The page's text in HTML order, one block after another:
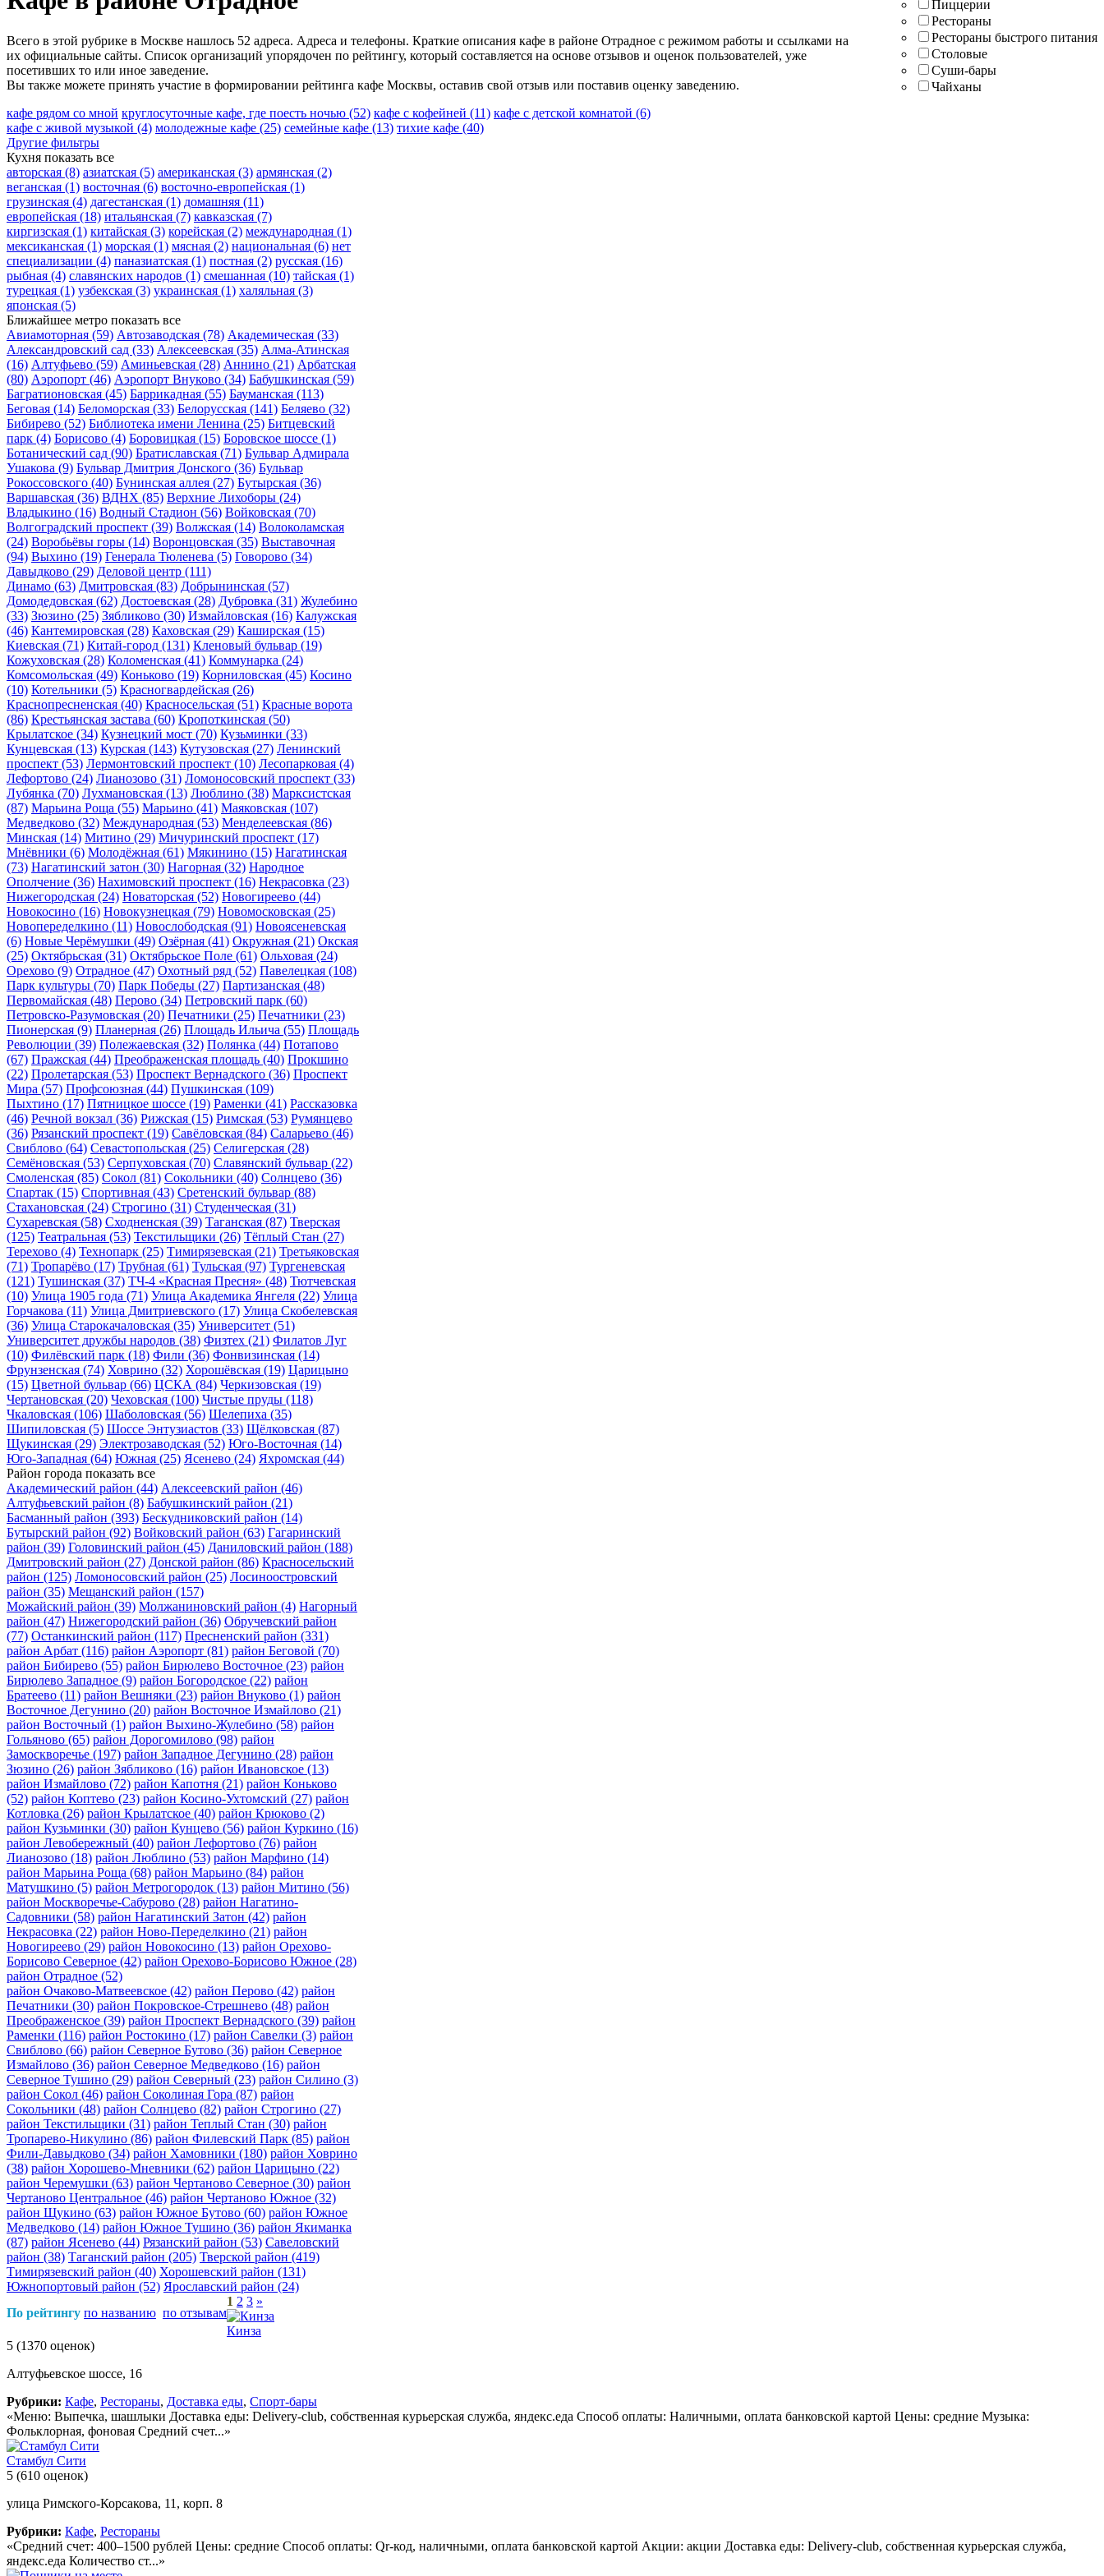
Пиццерии
Рестораны
Рестораны быстрого питания
Столовые
Суши-бары
Чайханы
Всего в этой рубрике в Москве нашлось 52 адреса. Адреса и телефоны. Краткие описания кафе в районе Отрадное с режимом работы и ссылками на
их официальные сайты. Список организаций упорядочен по рейтингу, который составляется на основе отзывов и оценок пользователей, уже
посетивших то или иное заведение.
Вы также можете принять участие в формировании рейтинга кафе Москвы, оставив свой отзыв или поставив оценку заведению.
кафе рядом со мной круглосуточные кафе, где поесть ночью (52) кафе с кофейней (11) кафе с детской комнатой (6)
кафе с живой музыкой (4) молодежные кафе (25) семейные кафе (13) тихие кафе (40)
Другие фильтры
Кухня показать все
авторская (8) азиатская (5) американская (3) армянская (2)
веганская (1) восточная (6) восточно-европейская (1)
грузинская (4) дагестанская (1) домашняя (11)
европейская (18) итальянская (7) кавказская (7)
киргизская (1) китайская (3) корейская (2) международная (1)
мексиканская (1) морская (1) мясная (2) национальная (6) нет
специализации (4) паназиатская (1) постная (2) русская (16)
рыбная (4) славянских народов (1) смешанная (10) тайская (1)
турецкая (1) узбекская (3) украинская (1) халяльная (3)
японская (5)
Ближайшее метро показать все
Авиамоторная (59) Автозаводская (78) Академическая (33)
Александровский сад (33) Алексеевская (35) Алма-Атинская
(16) Алтуфьево (59) Аминьевская (28) Аннино (21) Арбатская
(80) Аэропорт (46) Аэропорт Внуково (34) Бабушкинская (59)
Багратионовская (45) Баррикадная (55) Бауманская (113)
Беговая (14) Беломорская (33) Белорусская (141) Беляево (32)
Бибирево (52) Библиотека имени Ленина (25) Битцевский
парк (4) Борисово (4) Боровицкая (15) Боровское шоссе (1)
Ботанический сад (90) Братиславская (71) Бульвар Адмирала
Ушакова (9) Бульвар Дмитрия Донского (36) Бульвар
Рокоссовского (40) Бунинская аллея (27) Бутырская (36)
Варшавская (36) ВДНХ (85) Верхние Лихоборы (24)
Владыкино (16) Водный Стадион (56) Войковская (70)
Волгоградский проспект (39) Волжская (14) Волоколамская
(24) Воробьёвы горы (14) Воронцовская (35) Выставочная
(94) Выхино (19) Генерала Тюленева (5) Говорово (34)
Давыдково (29) Деловой центр (111)
Динамо (63) Дмитровская (83) Добрынинская (57)
Домодедовская (62) Достоевская (28) Дубровка (31) Жулебино
(33) Зюзино (25) Зябликово (30) Измайловская (16) Калужская
(46) Кантемировская (28) Каховская (29) Каширская (15)
Киевская (71) Китай-город (131) Кленовый бульвар (19)
Кожуховская (28) Коломенская (41) Коммунарка (24)
Комсомольская (49) Коньково (19) Корниловская (45) Косино
(10) Котельники (5) Красногвардейская (26)
Краснопресненская (40) Красносельская (51) Красные ворота
(86) Крестьянская застава (60) Кропоткинская (50)
Крылатское (34) Кузнецкий мост (70) Кузьминки (33)
Кунцевская (13) Курская (143) Кутузовская (27) Ленинский
проспект (53) Лермонтовский проспект (10) Лесопарковая (4)
Лефортово (24) Лианозово (31) Ломоносовский проспект (33)
Лубянка (70) Лухмановская (13) Люблино (38) Марксистская
(87) Марьина Роща (55) Марьино (41) Маяковская (107)
Медведково (32) Международная (53) Менделеевская (86)
Минская (14) Митино (29) Мичуринский проспект (17)
Мнёвники (6) Молодёжная (61) Мякинино (15) Нагатинская
(73) Нагатинский затон (30) Нагорная (32) Народное
Ополчение (36) Нахимовский проспект (16) Некрасовка (23)
Нижегородская (24) Новаторская (52) Новогиреево (44)
Новокосино (16) Новокузнецкая (79) Новомосковская (25)
Новопеределкино (11) Новослободская (91) Новоясеневская
(6) Новые Черёмушки (49) Озёрная (41) Окружная (21) Окская
(25) Октябрьская (31) Октябрьское Поле (61) Ольховая (24)
Орехово (9) Отрадное (47) Охотный ряд (52) Павелецкая (108)
Парк культуры (70) Парк Победы (27) Партизанская (48)
Первомайская (48) Перово (34) Петровский парк (60)
Петровско-Разумовская (20) Печатники (25) Печатники (23)
Пионерская (9) Планерная (26) Площадь Ильича (55) Площадь
Революции (39) Полежаевская (32) Полянка (44) Потапово
(67) Пражская (44) Преображенская площадь (40) Прокшино
(22) Пролетарская (53) Проспект Вернадского (36) Проспект
Мира (57) Профсоюзная (44) Пушкинская (109)
Пыхтино (17) Пятницкое шоссе (19) Раменки (41) Рассказовка
(46) Речной вокзал (36) Рижская (15) Римская (53) Румянцево
(36) Рязанский проспект (19) Савёловская (84) Саларьево (46)
Свиблово (64) Севастопольская (25) Селигерская (28)
Семёновская (53) Серпуховская (70) Славянский бульвар (22)
Смоленская (85) Сокол (81) Сокольники (40) Солнцево (36)
Спартак (15) Спортивная (43) Сретенский бульвар (88)
Стахановская (24) Строгино (31) Студенческая (31)
Сухаревская (58) Сходненская (39) Таганская (87) Тверская
(125) Театральная (53) Текстильщики (26) Тёплый Стан (27)
Терехово (4) Технопарк (25) Тимирязевская (21) Третьяковская
(71) Тропарёво (17) Трубная (61) Тульская (97) Тургеневская
(121) Тушинская (37) ТЧ-4 «Красная Пресня» (48) Тютчевская
(10) Улица 1905 года (71) Улица Академика Янгеля (22) Улица
Горчакова (11) Улица Дмитриевского (17) Улица Скобелевская
(36) Улица Старокачаловская (35) Университет (51)
Университет дружбы народов (38) Физтех (21) Филатов Луг
(10) Филёвский парк (18) Фили (36) Фонвизинская (14)
Фрунзенская (74) Ховрино (32) Хорошёвская (19) Царицыно
(15) Цветной бульвар (66) ЦСКА (84) Черкизовская (19)
Чертановская (20) Чеховская (100) Чистые пруды (118)
Чкаловская (106) Шаболовская (56) Шелепиха (35)
Шипиловская (5) Шоссе Энтузиастов (33) Щёлковская (87)
Щукинская (29) Электрозаводская (52) Юго-Восточная (14)
Юго-Западная (64) Южная (25) Ясенево (24) Яхромская (44)
Район города показать все
Академический район (44) Алексеевский район (46)
Алтуфьевский район (8) Бабушкинский район (21)
Басманный район (393) Бескудниковский район (14)
Бутырский район (92) Войковский район (63) Гагаринский
район (39) Головинский район (45) Даниловский район (188)
Дмитровский район (27) Донской район (86) Красносельский
район (125) Ломоносовский район (25) Лосиноостровский
район (35) Мещанский район (157)
Можайский район (39) Молжаниновский район (4) Нагорный
район (47) Нижегородский район (36) Обручевский район
(77) Останкинский район (117) Пресненский район (331)
район Арбат (116) район Аэропорт (81) район Беговой (70)
район Бибирево (55) район Бирюлево Восточное (23) район
Бирюлево Западное (9) район Богородское (22) район
Братеево (11) район Вешняки (23) район Внуково (1) район
Восточное Дегунино (20) район Восточное Измайлово (21)
район Восточный (1) район Выхино-Жулебино (58) район
Гольяново (65) район Дорогомилово (98) район
Замоскворечье (197) район Западное Дегунино (28) район
Зюзино (26) район Зябликово (16) район Ивановское (13)
район Измайлово (72) район Капотня (21) район Коньково
(52) район Коптево (23) район Косино-Ухтомский (27) район
Котловка (26) район Крылатское (40) район Крюково (2)
район Кузьминки (30) район Кунцево (56) район Куркино (16)
район Левобережный (40) район Лефортово (76) район
Лианозово (18) район Люблино (53) район Марфино (14)
район Марьина Роща (68) район Марьино (84) район
Матушкино (5) район Метрогородок (13) район Митино (56)
район Москворечье-Сабурово (28) район Нагатино-
Садовники (58) район Нагатинский Затон (42) район
Некрасовка (22) район Ново-Переделкино (21) район
Новогиреево (29) район Новокосино (13) район Орехово-
Борисово Северное (42) район Орехово-Борисово Южное (28)
район Отрадное (52)
район Очаково-Матвеевское (42) район Перово (42) район
Печатники (30) район Покровское-Стрешнево (48) район
Преображенское (39) район Проспект Вернадского (39) район
Раменки (116) район Ростокино (17) район Савелки (3) район
Свиблово (66) район Северное Бутово (36) район Северное
Измайлово (36) район Северное Медведково (16) район
Северное Тушино (29) район Северный (23) район Силино (3)
район Сокол (46) район Соколиная Гора (87) район
Сокольники (48) район Солнцево (82) район Строгино (27)
район Текстильщики (31) район Теплый Стан (30) район
Тропарево-Никулино (86) район Филевский Парк (85) район
Фили-Давыдково (34) район Хамовники (180) район Ховрино
(38) район Хорошево-Мневники (62) район Царицыно (22)
район Черемушки (63) район Чертаново Северное (30) район
Чертаново Центральное (46) район Чертаново Южное (32)
район Щукино (63) район Южное Бутово (60) район Южное
Медведково (14) район Южное Тушино (36) район Якиманка
(87) район Ясенево (44) Рязанский район (53) Савеловский
район (38) Таганский район (205) Тверской район (419)
Тимирязевский район (40) Хорошевский район (131)
Южнопортовый район (52) Ярославский район (24)
По рейтингу по названию по отзывам
1 2 3 »
Кинза
5 (1370 оценок)
Алтуфьевское шоссе, 16
Рубрики: Кафе, Рестораны, Доставка еды, Спорт-бары
«Меню: Выпечка, шашлыки Доставка еды: Delivery-club, собственная курьерская служба, яндекс.еда Способ оплаты: Наличными, оплата банковской картой Цены: средние Музыка:
Фольклорная, фоновая Средний счет...»
Стамбул Сити
5 (610 оценок)
улица Римского-Корсакова, 11, корп. 8
Рубрики: Кафе, Рестораны
«Средний счет: 400–1500 рублей Цены: средние Способ оплаты: Qr-код, наличными, оплата банковской картой Акции: акции Доставка еды: Delivery-club, собственная курьерская служба,
яндекс.еда Количество ст...»